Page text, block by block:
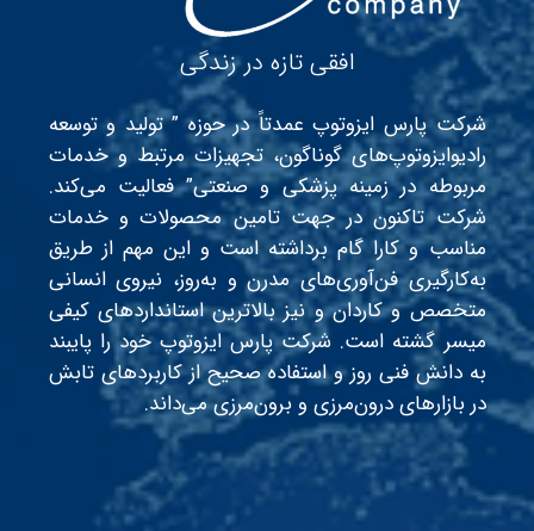
افقی تازه در زندگی
شرکت پارس ایزوتوپ عمدتاً در حوزه ” تولید و توسعه
رادیوایزوتوپ‌های گوناگون، تجهیزات مرتبط و خدمات
مربوطه در زمینه پزشکی و صنعتی” فعالیت می‌کند.
شرکت تاکنون در جهت تامین محصولات و خدمات
مناسب و کارا گام برداشته است و این مهم از طریق
به‌کارگیری فن‌آوری‌های مدرن و به‌روز، نیروی انسانی
متخصص و کاردان و نیز بالاترین استانداردهای کیفی
میسر گشته است. شرکت پارس ایزوتوپ خود را پایبند
به دانش فنی روز و استفاده صحیح از کاربردهای تابش
در بازارهای درون‌مرزی و برون‌مرزی می‌داند.